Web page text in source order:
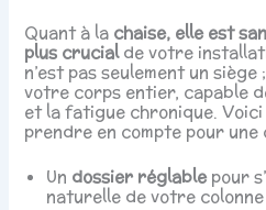
Quant à la chaise, elle est
plus crucialde votre
n’est pas seulement un
votre corps entier, capable
et la fatigue chronique.
prendre en compte pour une
Un dossier réglablepour
naturelle de votre